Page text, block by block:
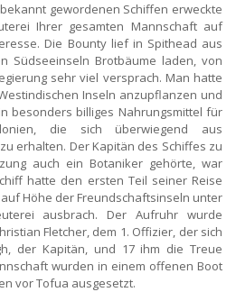
gewordenen Schiffen erweckte
Ihrer gesamten Mannschaft auf
Die Bounty lief in Spithead aus
Südseeinseln Brotbäume laden, von
sehr viel versprach. Man hatte
Inseln anzupflanzen und
besonders billiges Nahrungsmittel für
die sich überwiegend aus
erhalten. Der Kapitän des Schiffes zu
auch ein Botaniker gehörte, war
hatte den ersten Teil seiner Reise
Höhe der Freundschaftsinseln unter
ausbrach. Der Aufruhr wurde
Fletcher, dem 1. Offizier, der sich
der Kapitän, und 17 ihm die Treue
wurden in einem offenen Boot
vor Tofua ausgesetzt.